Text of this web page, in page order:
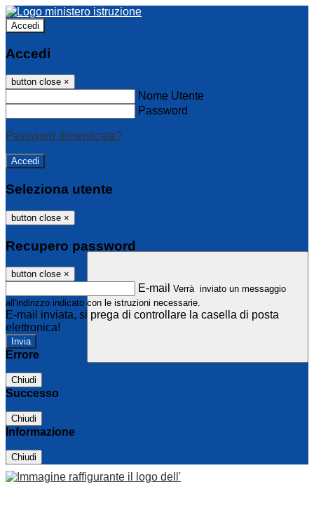
Accedi
Accedi
button close ×
Nome Utente
Password
Password dimenticata?
Seleziona utente
button close ×
Recupero password
button close ×
E-mail Verrà inviato un messaggio
all'indirizzo indicato con le istruzioni necessarie.
E-mail inviata, si prega di controllare la casella di posta
elettronica!
Errore
Chiudi
Successo
Chiudi
Informazione
Chiudi